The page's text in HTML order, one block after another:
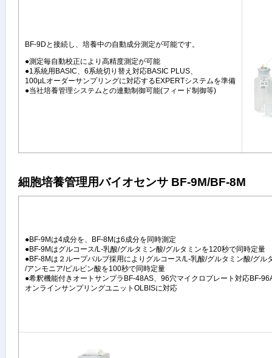
BF-9Dと接続し、培養中の自動成分測定が可能です。
●測定毎自動校正により高精度測定が可能
●1系統用BASIC、6系統切り替え対応BASIC PLUS、
100µLオーダーサンプリングに対応するEXPERTシステムを準備
●当社培養管理システムとの連動制御可能(フィード制御等)
細胞培養管理用バイオセンサ BF-9M/BF-8M
●BF-9Mは4成分を、BF-8Mは6成分を同時測定
●BF-9Mはグルコース/L-乳酸/グルタミン酸/グルタミンを120秒で同時定量
●BF-8Mは２ループバルブ採用によりグルコース/L-乳酸/グルタミン酸/グル
/アンモニア/ピルビン酸を100秒で同時定量
●希釈機能付きオートサンプラBF-48AS、96穴マイクロプレート対応BF-
オンラインサンプリングユニットOLBISに対応